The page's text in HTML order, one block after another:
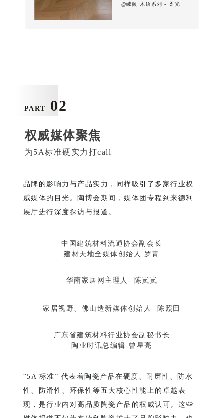
@绒颜·木语系列 - 柔光
PART 02
权威媒体聚焦
为5A标准硬实力打call
品牌的影响力与产品实力，同样吸引了多家行业权
威媒体的目光。陶博会期间，媒体团专程到来德利
展厅进行深度探访与报道。
中国建筑材料流通协会副会长
建材天地全媒体创始人 罗青
华南家居网主理人- 陈岚岚
家居视野、佛山造新媒体创始人- 陈照田
广东省建筑材料行业协会副秘书长
陶业时讯总编辑-曾星亮
“5A 标准” 代表着陶瓷产品在硬度、耐磨性、防水
性、防滑性、环保性等五大核心性能上的卓越表
现，是行业内对高品质陶瓷产品的权威认可。这些